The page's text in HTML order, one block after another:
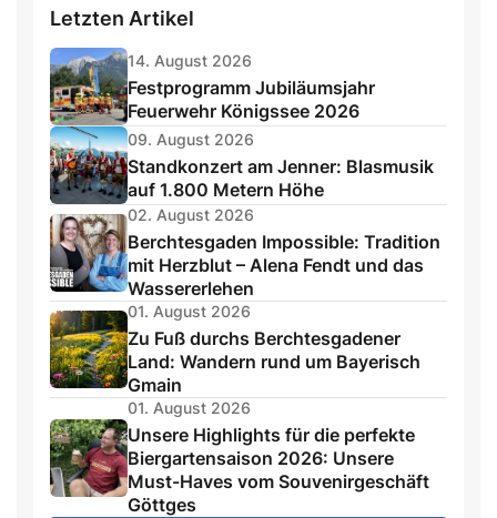
Letzten Artikel
14. August 2026
Festprogramm Jubiläumsjahr
Feuerwehr Königssee 2026
09. August 2026
Standkonzert am Jenner: Blasmusik
auf 1.800 Metern Höhe
02. August 2026
Berchtesgaden Impossible: Tradition
mit Herzblut – Alena Fendt und das
Wassererlehen
01. August 2026
Zu Fuß durchs Berchtesgadener
Land: Wandern rund um Bayerisch
Gmain
01. August 2026
Unsere Highlights für die perfekte
Biergartensaison 2026: Unsere
Must-Haves vom Souvenirgeschäft
Göttges